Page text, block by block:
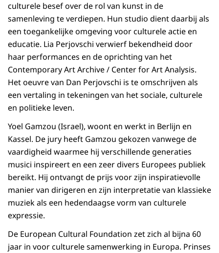
culturele besef over de rol van kunst in de
samenleving te verdiepen. Hun studio dient daarbij als
een toegankelijke omgeving voor culturele actie en
educatie. Lia Perjovschi verwierf bekendheid door
haar performances en de oprichting van het
Contemporary Art Archive / Center for Art Analysis.
Het oeuvre van Dan Perjovschi is te omschrijven als
een vertaling in tekeningen van het sociale, culturele
en politieke leven.
Yoel Gamzou (Israel), woont en werkt in Berlijn en
Kassel. De jury heeft Gamzou gekozen vanwege de
vaardigheid waarmee hij verschillende generaties
musici inspireert en een zeer divers Europees publiek
bereikt. Hij ontvangt de prijs voor zijn inspiratievolle
manier van dirigeren en zijn interpretatie van klassieke
muziek als een hedendaagse vorm van culturele
expressie.
De European Cultural Foundation zet zich al bijna 60
jaar in voor culturele samenwerking in Europa. Prinses